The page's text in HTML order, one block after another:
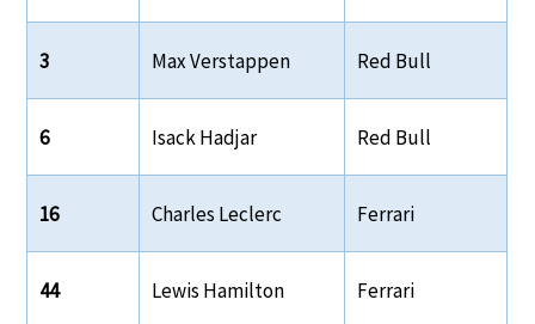
3 Max Verstappen Red Bull
6 Isack Hadjar Red Bull
16 Charles Leclerc Ferrari
44 Lewis Hamilton Ferrari